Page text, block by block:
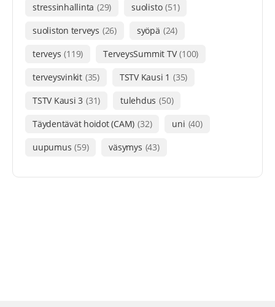
stressinhallinta (29) suolisto (51)
suoliston terveys (26) syöpä (24)
terveys (119) TerveysSummit TV (100)
terveysvinkit (35) TSTV Kausi 1 (35)
TSTV Kausi 3 (31) tulehdus (50)
Täydentävät hoidot (CAM) (32) uni (40)
uupumus (59) väsymys (43)